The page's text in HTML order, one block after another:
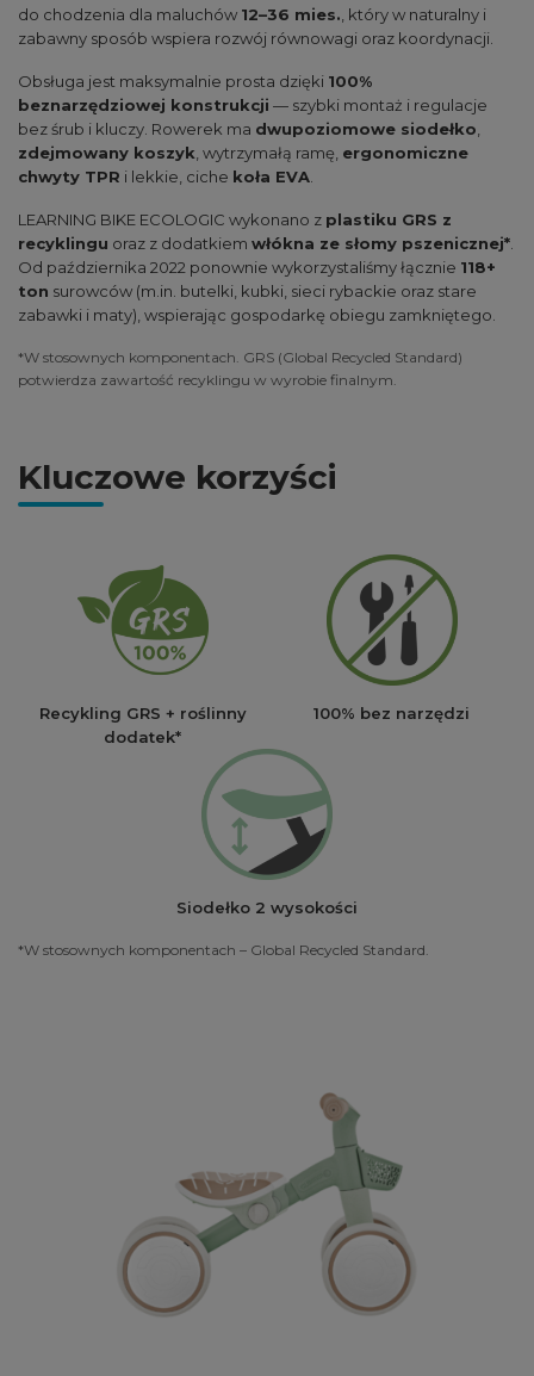
do chodzenia dla maluchów 12–36 mies. , który w naturalny i
zabawny sposób wspiera rozwój równowagi oraz koordynacji.
Obsługa jest maksymalnie prosta dzięki 100%
beznarzędziowej konstrukcji — szybki montaż i regulacje
bez śrub i kluczy. Rowerek ma dwupoziomowe siodełko
zdejmowany koszyk , wytrzymałą ramę, ergonomiczne
chwyty TPR i lekkie, ciche koła EVA
LEARNING BIKE ECOLOGIC wykonano z plastiku GRS z
recyklingu oraz z dodatkiem włókna ze słomy pszenicznej*
Od października 2022 ponownie wykorzystaliśmy łącznie 118+
ton surowców (m.in. butelki, kubki, sieci rybackie oraz stare
zabawki i maty), wspierając gospodarkę obiegu zamkniętego.
*W stosownych komponentach. GRS (Global Recycled Standard)
potwierdza zawartość recyklingu w wyrobie finalnym.
Kluczowe korzyści
Recykling GRS + roślinny
dodatek*
100% bez narzędzi
Siodełko 2 wysokości
*W stosownych komponentach – Global Recycled Standard.